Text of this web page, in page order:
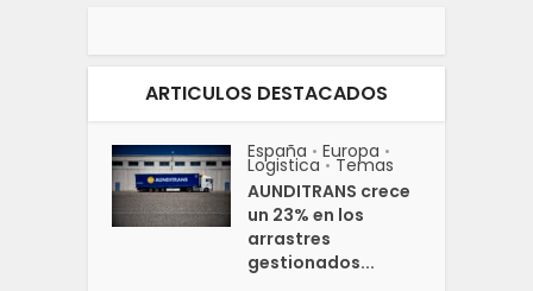
ARTICULOS DESTACADOS
España • Europa •
Logistica • Temas
AUNDITRANS crece
un 23% en los
arrastres
gestionados...